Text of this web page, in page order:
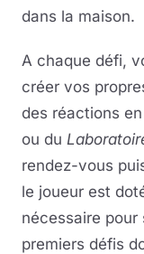
dans la maison.
A chaque défi,
créer vos
des réactions
ou du
rendez-vous
le joueur est
nécessaire pour
premiers défis